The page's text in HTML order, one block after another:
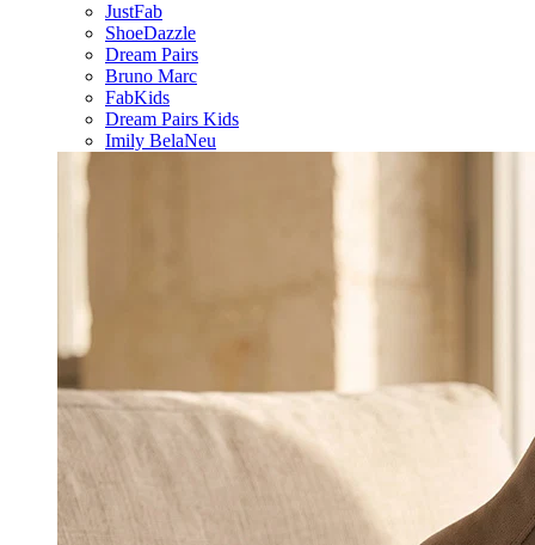
JustFab
ShoeDazzle
Dream Pairs
Bruno Marc
FabKids
Dream Pairs Kids
Imily BelaNeu